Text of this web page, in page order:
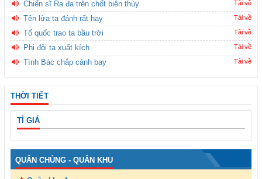
Chiến sĩ Ra đa trên chốt biên thùy Tải về
Tên lửa ta đánh rất hay Tải về
Tổ quốc trao ta bầu trời Tải về
Phi đội ta xuất kích Tải về
Tình Bác chắp cánh bay Tải về
THỜI TIẾT
TỈ GIÁ
QUÂN CHỦNG - QUÂN KHU